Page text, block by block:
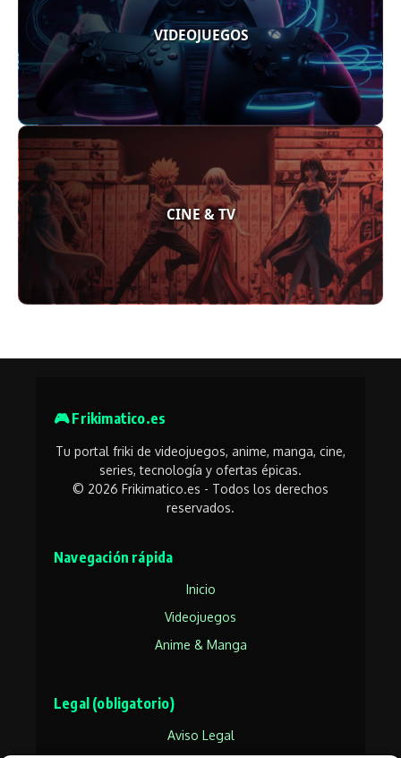
VIDEOJUEGOS
CINE & TV
🎮 Frikimatico.es
Tu portal friki de videojuegos, anime, manga, cine,
series, tecnología y ofertas épicas.
© 2026 Frikimatico.es - Todos los derechos
reservados.
Navegación rápida
Inicio
Videojuegos
Anime & Manga
Legal (obligatorio)
Aviso Legal